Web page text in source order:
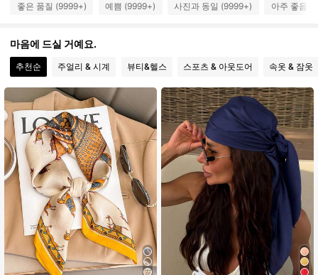
4.93
4.93 8.7K 팔로워
4.93 8.7K 팔로워
4.93 8.7K 팔로워
4.93 8.7K 팔로워
좋은 품질 (9999+) 예쁨 (9999+) 사진과 동일 (9999+) 아주 좋음
마음에 드실 거예요.
추천순 주얼리 & 시계 뷰티&헬스 스포츠 & 아웃도어 속옷 & 잠옷